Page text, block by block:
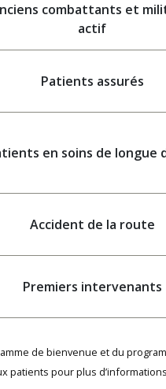
combattants et
actif
Patients assurés
en soins de longue
Accident de la route
Premiers intervenants
de bienvenue et du
patients pour plus